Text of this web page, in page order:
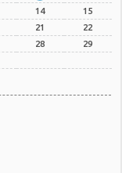
14
15
21
22
28
29